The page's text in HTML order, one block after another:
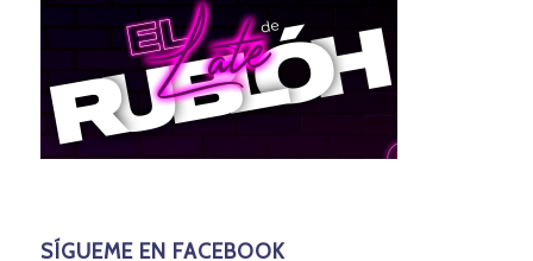
SÍGUEME EN FACEBOOK